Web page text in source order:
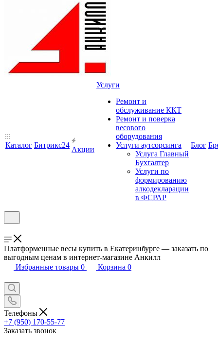
Каталог Битрикс24
Акции
Услуги
Ремонт и
обслуживание ККТ
Ремонт и поверка
весового
оборудования
Услуги аутсорсинга
Услуга Главный
Бухгалтер
Услуги по
формированию
алкодекларации
в ФСРАР
Блог
Платформенные весы купить в Екатеринбурге — заказать по
выгодным ценам в интернет-магазине Анкилл
Избранные товары 0 Корзина 0
Телефоны
+7 (950) 170-55-77
Заказать звонок